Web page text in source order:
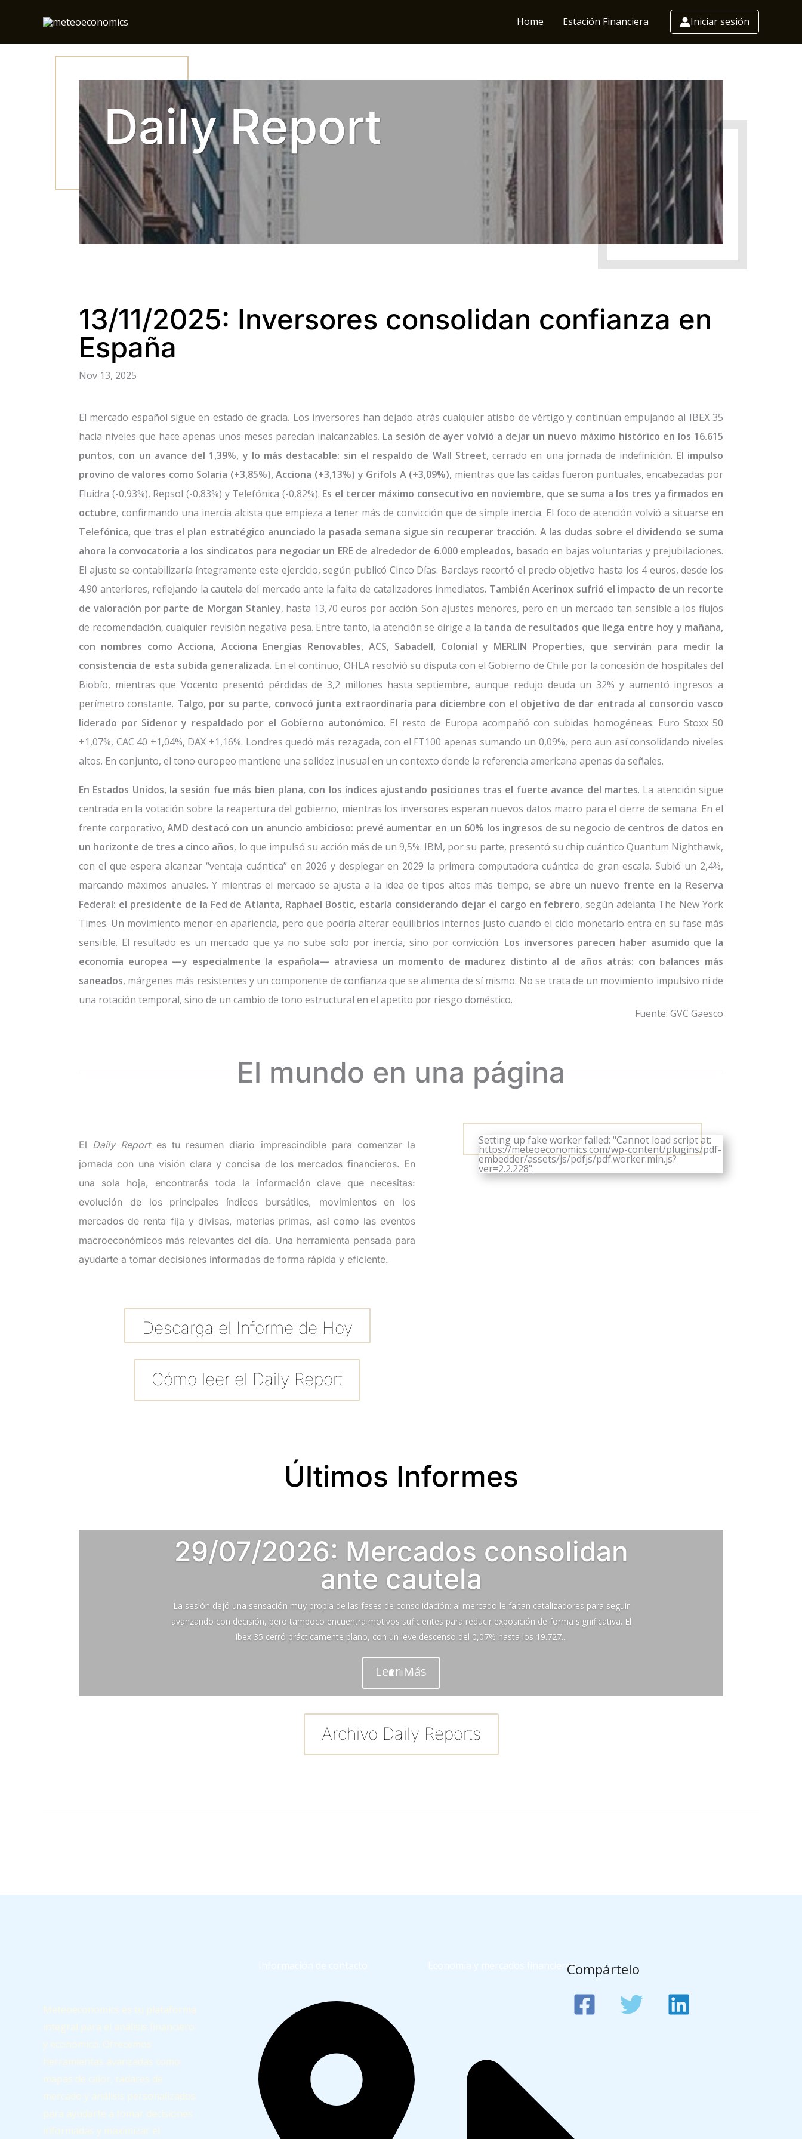
contenido
Home Estación Financiera Iniciar sesión
Daily Report
13/11/2025: Inversores consolidan confianza en
España
Nov 13, 2025
El mercado español sigue en estado de gracia. Los inversores han dejado atrás cualquier atisbo de vértigo y continúan empujando al IBEX 35
hacia niveles que hace apenas unos meses parecían inalcanzables. La sesión de ayer volvió a dejar un nuevo máximo histórico en los 16.615
puntos, con un avance del 1,39%, y lo más destacable: sin el respaldo de Wall Street, cerrado en una jornada de indefinición. El impulso
provino de valores como Solaria (+3,85%), Acciona (+3,13%) y Grifols A (+3,09%), mientras que las caídas fueron puntuales, encabezadas por
Fluidra (-0,93%), Repsol (-0,83%) y Telefónica (-0,82%). Es el tercer máximo consecutivo en noviembre, que se suma a los tres ya firmados en
octubre, confirmando una inercia alcista que empieza a tener más de convicción que de simple inercia. El foco de atención volvió a situarse en
Telefónica, que tras el plan estratégico anunciado la pasada semana sigue sin recuperar tracción. A las dudas sobre el dividendo se suma
ahora la convocatoria a los sindicatos para negociar un ERE de alrededor de 6.000 empleados, basado en bajas voluntarias y prejubilaciones.
El ajuste se contabilizaría íntegramente este ejercicio, según publicó Cinco Días. Barclays recortó el precio objetivo hasta los 4 euros, desde los
4,90 anteriores, reflejando la cautela del mercado ante la falta de catalizadores inmediatos. También Acerinox sufrió el impacto de un recorte
de valoración por parte de Morgan Stanley, hasta 13,70 euros por acción. Son ajustes menores, pero en un mercado tan sensible a los flujos
de recomendación, cualquier revisión negativa pesa. Entre tanto, la atención se dirige a la tanda de resultados que llega entre hoy y mañana,
con nombres como Acciona, Acciona Energías Renovables, ACS, Sabadell, Colonial y MERLIN Properties, que servirán para medir la
consistencia de esta subida generalizada. En el continuo, OHLA resolvió su disputa con el Gobierno de Chile por la concesión de hospitales del
Biobío, mientras que Vocento presentó pérdidas de 3,2 millones hasta septiembre, aunque redujo deuda un 32% y aumentó ingresos a
perímetro constante. Talgo, por su parte, convocó junta extraordinaria para diciembre con el objetivo de dar entrada al consorcio vasco
liderado por Sidenor y respaldado por el Gobierno autonómico. El resto de Europa acompañó con subidas homogéneas: Euro Stoxx 50
+1,07%, CAC 40 +1,04%, DAX +1,16%. Londres quedó más rezagada, con el FT100 apenas sumando un 0,09%, pero aun así consolidando niveles
altos. En conjunto, el tono europeo mantiene una solidez inusual en un contexto donde la referencia americana apenas da señales.
En Estados Unidos, la sesión fue más bien plana, con los índices ajustando posiciones tras el fuerte avance del martes. La atención sigue
centrada en la votación sobre la reapertura del gobierno, mientras los inversores esperan nuevos datos macro para el cierre de semana. En el
frente corporativo, AMD destacó con un anuncio ambicioso: prevé aumentar en un 60% los ingresos de su negocio de centros de datos en
un horizonte de tres a cinco años, lo que impulsó su acción más de un 9,5%. IBM, por su parte, presentó su chip cuántico Quantum Nighthawk,
con el que espera alcanzar “ventaja cuántica” en 2026 y desplegar en 2029 la primera computadora cuántica de gran escala. Subió un 2,4%,
marcando máximos anuales. Y mientras el mercado se ajusta a la idea de tipos altos más tiempo, se abre un nuevo frente en la Reserva
Federal: el presidente de la Fed de Atlanta, Raphael Bostic, estaría considerando dejar el cargo en febrero, según adelanta The New York
Times. Un movimiento menor en apariencia, pero que podría alterar equilibrios internos justo cuando el ciclo monetario entra en su fase más
sensible. El resultado es un mercado que ya no sube solo por inercia, sino por convicción. Los inversores parecen haber asumido que la
economía europea —y especialmente la española— atraviesa un momento de madurez distinto al de años atrás: con balances más
saneados, márgenes más resistentes y un componente de confianza que se alimenta de sí mismo. No se trata de un movimiento impulsivo ni de
una rotación temporal, sino de un cambio de tono estructural en el apetito por riesgo doméstico.
Fuente: GVC Gaesco
El mundo en una página
El Daily Reportes tu resumen diario imprescindible para comenzar la
jornada con una visión clara y concisa de los mercados financieros. En
una sola hoja, encontrarás toda la información clave que necesitas:
evolución de los principales índices bursátiles, movimientos en los
mercados de renta fija y divisas, materias primas, así como las eventos
macroeconómicos más relevantes del día. Una herramienta pensada para
ayudarte a tomar decisiones informadas de forma rápida y eficiente.
Descarga el Informe de Hoy
Cómo leer el Daily Report
Setting up fake worker failed: "Cannot load script at:
https://meteoeconomics.com/wp-content/plugins/pdf-
embedder/assets/js/pdfjs/pdf.worker.min.js?
ver=2.2.228".
Últimos Informes
29/07/2026: Mercados consolidan
ante cautela
La sesión dejó una sensación muy propia de las fases de consolidación: al mercado le faltan catalizadores para seguir
avanzando con decisión, pero tampoco encuentra motivos suficientes para reducir exposición de forma significativa. El
Ibex 35 cerró prácticamente plano, con un leve descenso del 0,07% hasta los 19.727...
Leer Más
Archivo Daily Reports
Meteoeconomics es tu plataforma
integral para el análisis financiero
y económico. Ofrecemos
herramientas avanzadas como
mapas de calor, radares de
mercado y análisis personalizados
para ayudarte a tomar decisiones
informadas y maximizar el
Economía y mercados financierosCompártelo